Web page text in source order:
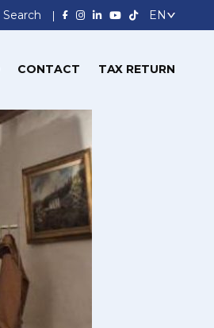
Search
CONTACT TAX RETURN